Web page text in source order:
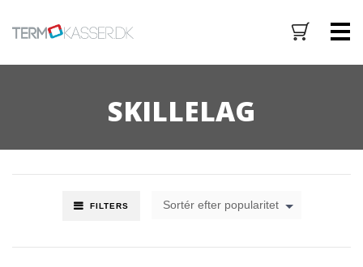
SKILLELAG
FILTERS Sortér efter popularitet